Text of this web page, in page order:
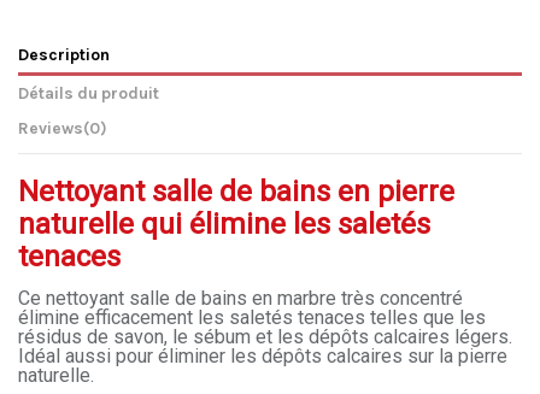
Description
Détails du produit
Reviews(0)
Nettoyant salle de bains en pierre
naturelle qui élimine les saletés
tenaces
Ce nettoyant salle de bains en marbre très concentré
élimine efficacement les saletés tenaces telles que les
résidus de savon, le sébum et les dépôts calcaires légers.
Idéal aussi pour éliminer les dépôts calcaires sur la pierre
naturelle.